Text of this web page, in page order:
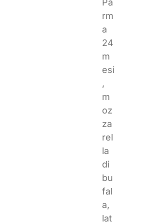
Pa
rm
a
24
m
esi
,
m
oz
za
rel
la
di
bu
fal
a,
lat